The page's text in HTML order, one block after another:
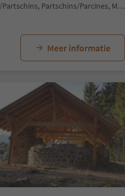
Parcines/Partschins, Partschins/Parcines, Meran/Merano and environs
Meer informatie